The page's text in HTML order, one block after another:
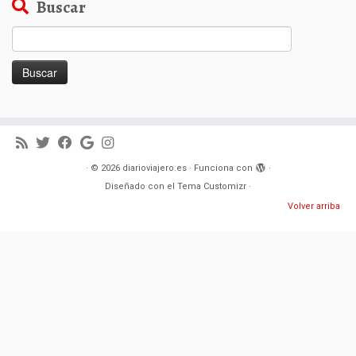
Buscar
· © 2026 diarioviajero.es· Funciona con
·
Diseñado con el Tema Customizr ·
Volver arriba